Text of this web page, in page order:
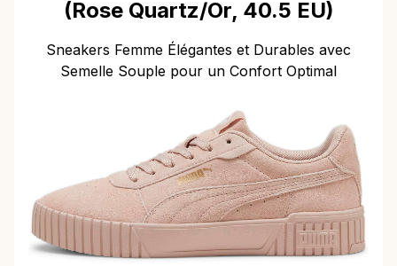
(Rose Quartz/Or, 40.5 EU)
Sneakers Femme Élégantes et Durables avec
Semelle Souple pour un Confort Optimal